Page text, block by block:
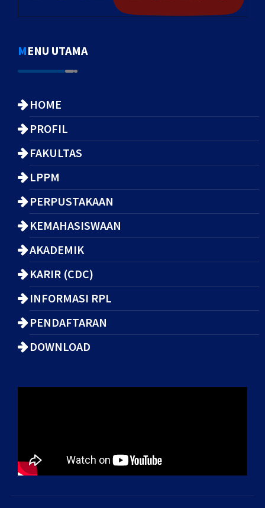
MENU UTAMA
HOME
PROFIL
FAKULTAS
LPPM
PERPUSTAKAAN
KEMAHASISWAAN
AKADEMIK
KARIR (CDC)
INFORMASI RPL
PENDAFTARAN
DOWNLOAD